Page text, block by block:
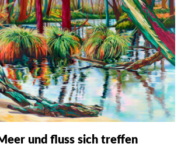
und fluss sich treffen